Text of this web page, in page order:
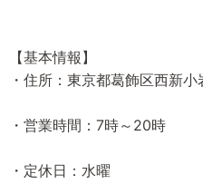
【基本情報】
・住所：東京都葛飾区西新
・営業時間：7時～20時
・定休日：水曜